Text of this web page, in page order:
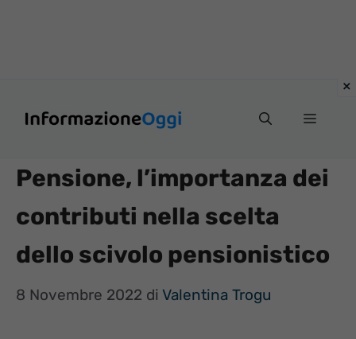
Menu
Pensione, l’importanza dei
contributi nella scelta
dello scivolo pensionistico
8 Novembre 2022 di Valentina Trogu